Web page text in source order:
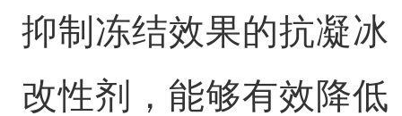
抑制冻结效果的抗凝冰
改性剂，能够有效降低